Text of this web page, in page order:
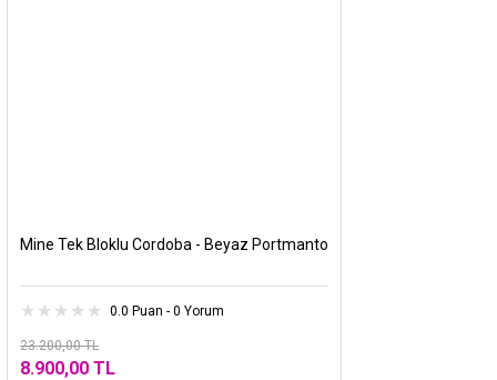
Mine Tek Bloklu Cordoba - Beyaz Portmanto
0.0 Puan - 0 Yorum
23.200,00 TL
8.900,00 TL